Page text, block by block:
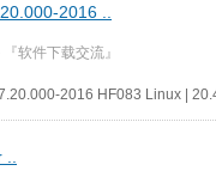
2016 ..
『软件下载交流』
2016 HF083 Linux |